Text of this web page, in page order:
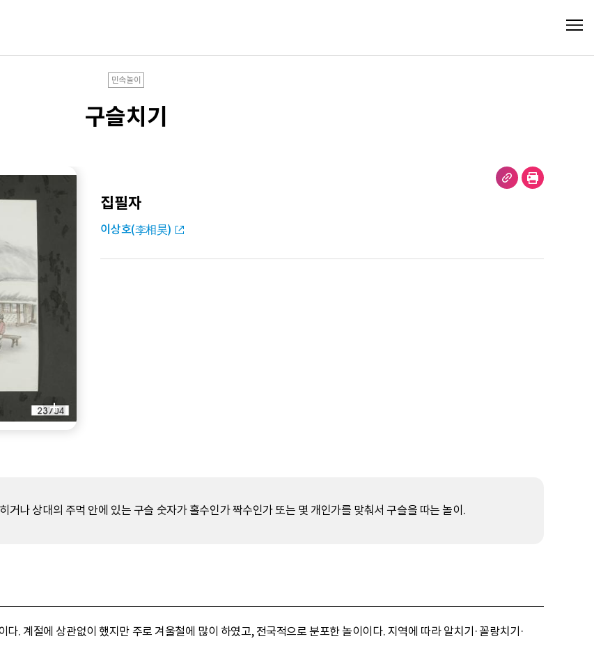
민속놀이
구슬치기
집필자
이상호(李相昊)
거나 상대의 주먹 안에 있는 구슬 숫자가 홀수인가 짝수인가 또는 몇 개인가를 맞춰서 구슬을 따는 놀이.
. 계절에 상관없이 했지만 주로 겨울철에 많이 하였고, 전국적으로 분포한 놀이이다. 지역에 따라 알치기·꼴랑치기·